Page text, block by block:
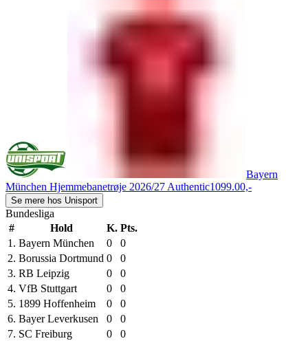
Bayern
München Hjemmebanetrøje 2026/27 Authentic1099.00,-
Se mere hos Unisport
Bundesliga
#
Hold K. Pts.
1. Bayern München 0
0
2. Borussia Dortmund 0
0
3. RB Leipzig 0
0
4. VfB Stuttgart 0
0
5. 1899 Hoffenheim 0
0
6. Bayer Leverkusen 0
0
7. SC Freiburg 0 0